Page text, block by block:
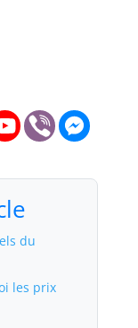
du
les prix